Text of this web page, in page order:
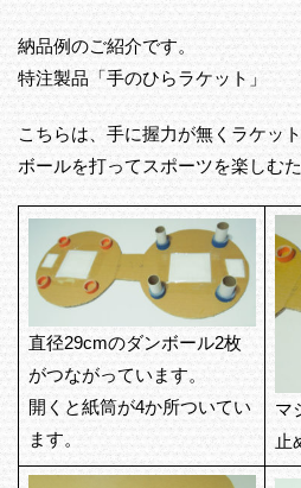
納品例のご紹介です。
特注製品「手のひらラケット」
こちらは、手に握力が無くラケッ
ボールを打ってスポーツを楽しむ
直径29cmのダンボール2枚
がつながっています。
開くと紙筒が4か所ついてい
ます。
マ
止